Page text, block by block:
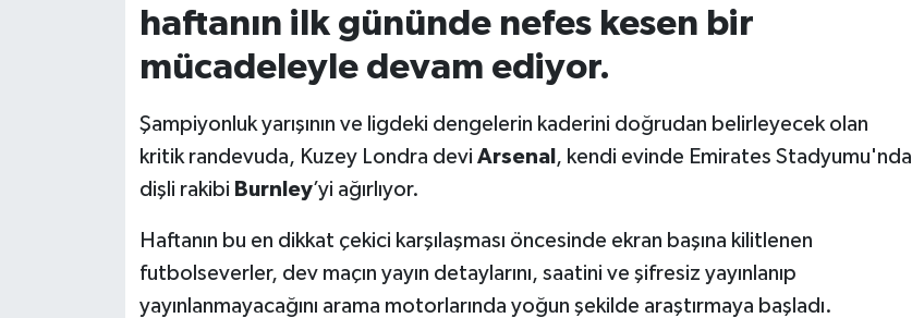
haftanın ilk gününde nefes kesen bir
mücadeleyle devam ediyor.
Şampiyonluk yarışının ve ligdeki dengelerin kaderini doğrudan belirleyecek olan
kritik randevuda, Kuzey Londra devi Arsenal , kendi evinde Emirates Stadyumu'nda
dişli rakibi Burnley’yi ağırlıyor.
Haftanın bu en dikkat çekici karşılaşması öncesinde ekran başına kilitlenen
futbolseverler, dev maçın yayın detaylarını, saatini ve şifresiz yayınlanıp
yayınlanmayacağını arama motorlarında yoğun şekilde araştırmaya başladı.
KENT GÜNDEMİ
KÜLTÜR-SANAT
MAGAZİN